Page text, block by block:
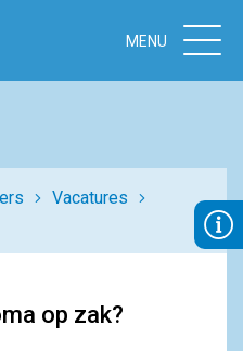
Vacatures
op zak?